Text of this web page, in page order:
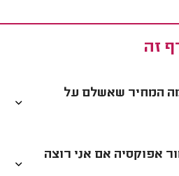
זה
המחיר שאשלם על
אפוקסיה אם אני רוצה